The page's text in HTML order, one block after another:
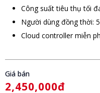
Công suất tiêu thụ tối
Người dùng đồng thời:
Cloud controller miễn
Giá bán
2,450,000đ